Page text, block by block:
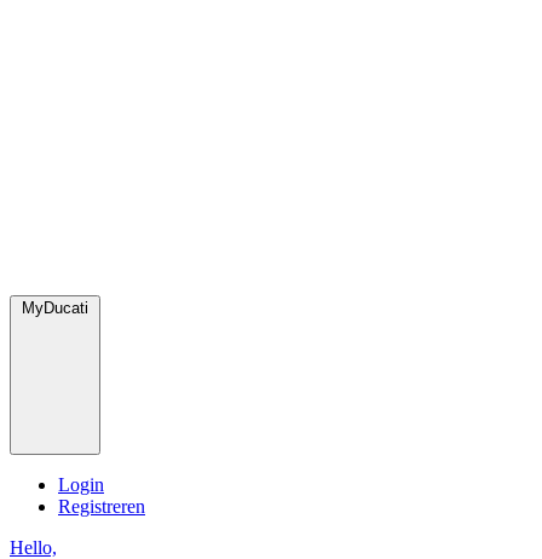
MyDucati
Login
Registreren
Hello,